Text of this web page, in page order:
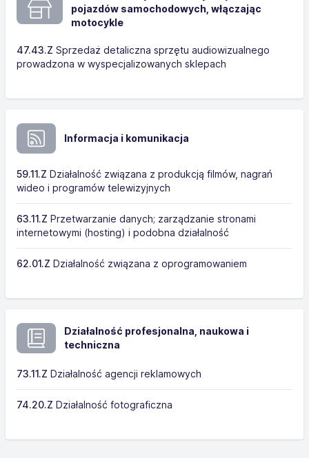
pojazdów samochodowych, włączając
motocykle
47.43.Z Sprzedaż detaliczna sprzętu audiowizualnego
prowadzona w wyspecjalizowanych sklepach
Informacja i komunikacja
59.11.Z Działalność związana z produkcją filmów, nagrań
wideo i programów telewizyjnych
63.11.Z Przetwarzanie danych; zarządzanie stronami
internetowymi (hosting) i podobna działalność
62.01.Z Działalność związana z oprogramowaniem
Działalność profesjonalna, naukowa i
techniczna
73.11.Z Działalność agencji reklamowych
74.20.Z Działalność fotograficzna